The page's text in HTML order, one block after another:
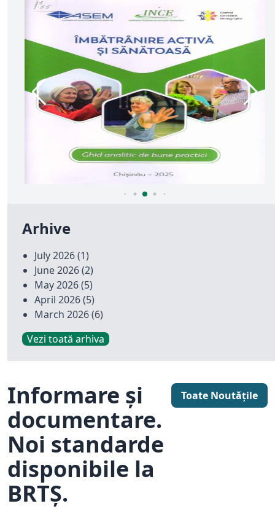
Arhive
July 2026(1)
June 2026(2)
May 2026(5)
April 2026(5)
March 2026(6)
Vezi toată arhiva
Informare și
documentare.
Noi standarde
disponibile la
BRTȘ.
Toate Noutățile